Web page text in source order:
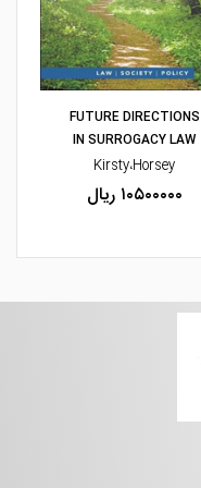
مشاهده و خرید
FUTURE DIRECTIONS
IN SURROGACY LAW
Kirsty،Horsey
۱۰۵۰۰۰۰۰ ریال